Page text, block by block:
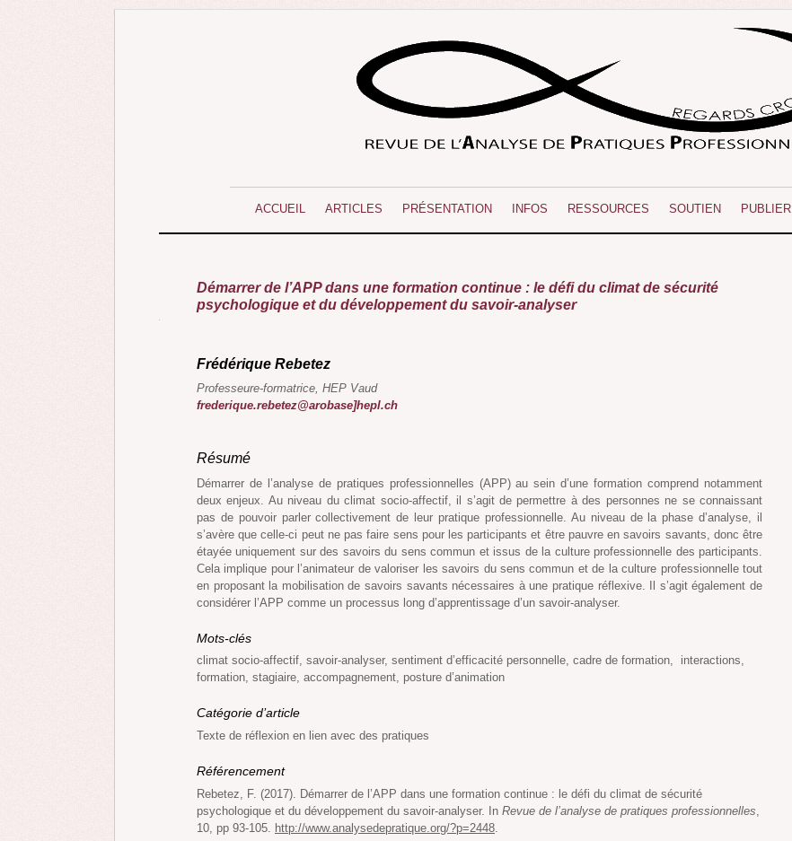
ACCUEIL ARTICLES PRÉSENTATION INFOS RESSOURCES SOUTIEN PUBLIER
Démarrer de l’APP dans une formation continue : le défi du climat de sécurité
psychologique et du développement du savoir-analyser
Frédérique Rebetez
Professeure-formatrice, HEP Vaud
frederique.rebetez@arobase]hepl.ch
Résumé
Démarrer de l’analyse de pratiques professionnelles (APP) au sein d’une formation comprend notamment
deux enjeux. Au niveau du climat socio-affectif, il s’agit de permettre à des personnes ne se connaissant
pas de pouvoir parler collectivement de leur pratique professionnelle. Au niveau de la phase d’analyse, il
s’avère que celle-ci peut ne pas faire sens pour les participants et être pauvre en savoirs savants, donc être
étayée uniquement sur des savoirs du sens commun et issus de la culture professionnelle des participants.
Cela implique pour l’animateur de valoriser les savoirs du sens commun et de la culture professionnelle tout
en proposant la mobilisation de savoirs savants nécessaires à une pratique réflexive. Il s’agit également de
considérer l’APP comme un processus long d’apprentissage d’un savoir-analyser.
Mots-clés
climat socio-affectif, savoir-analyser, sentiment d’efficacité personnelle, cadre de formation, interactions,
formation, stagiaire, accompagnement, posture d’animation
Catégorie d’article
Texte de réflexion en lien avec des pratiques
Référencement
Rebetez, F. (2017). Démarrer de l’APP dans une formation continue : le défi du climat de sécurité
psychologique et du développement du savoir-analyser. In Revue de l’analyse de pratiques professionnelles
10, pp 93-105.
http://www.analysedepratique.org/?p=2448